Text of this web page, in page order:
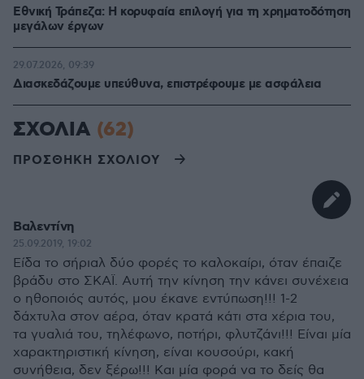
Εθνική Τράπεζα: Η κορυφαία επιλογή για τη χρηματοδότηση
μεγάλων έργων
Διασκεδάζουμε υπεύθυνα, επιστρέφουμε με ασφάλεια
29.07.2026, 09:39
ΣΧΟΛΙΑ (62)
ΠΡΟΣΘΗΚΗ ΣΧΟΛΙΟΥ
Βαλεντίνη
25.09.2019, 19:02
Είδα το σήριαλ δύο φορές το καλοκαίρι, όταν έπαιζε
βράδυ στο ΣΚΑΪ. Αυτή την κίνηση την κάνει συνέχεια
ο ηθοποιός αυτός, μου έκανε εντύπωση!!! 1-2
δάχτυλα στον αέρα, όταν κρατά κάτι στα χέρια του,
τα γυαλιά του, τηλέφωνο, ποτήρι, φλυτζάνι!!! Είναι μία
χαρακτηριστική κίνηση, είναι κουσούρι, κακή
συνήθεια, δεν ξέρω!!! Και μία φορά να το δείς θα